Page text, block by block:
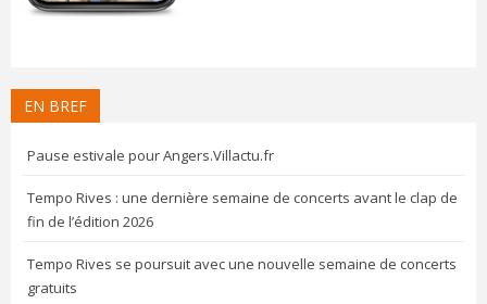
EN BREF
Pause estivale pour Angers.Villactu.fr
Tempo Rives : une dernière semaine de concerts avant le clap de
fin de l’édition 2026
Tempo Rives se poursuit avec une nouvelle semaine de concerts
gratuits